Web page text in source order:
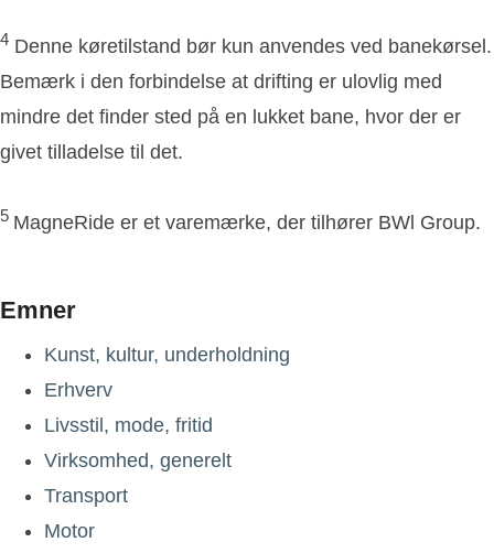
4 Denne køretilstand bør kun anvendes ved banekørsel.
Bemærk i den forbindelse at drifting er ulovlig med
mindre det finder sted på en lukket bane, hvor der er
givet tilladelse til det.
5 MagneRide er et varemærke, der tilhører BWl Group.
Emner
Kunst, kultur, underholdning
Erhverv
Livsstil, mode, fritid
Virksomhed, generelt
Transport
Motor